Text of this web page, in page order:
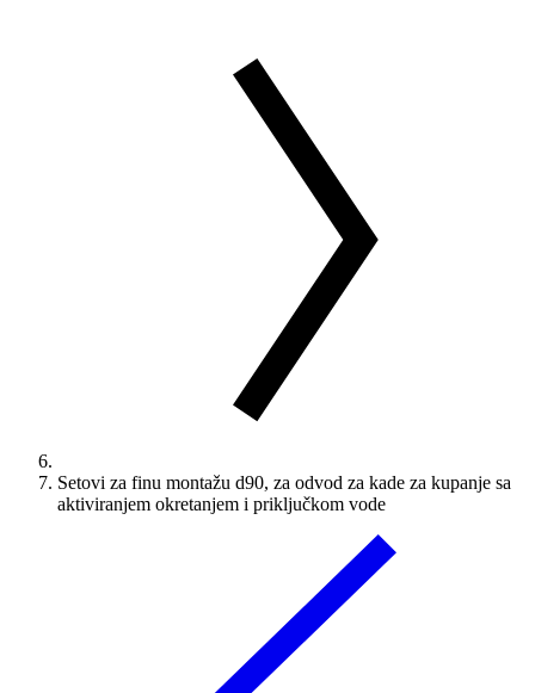
Setovi za finu montažu d90, za odvod za kade za kupanje sa
aktiviranjem okretanjem i priključkom vode